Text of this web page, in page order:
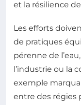
et la résilience
Les efforts
de pratiques
pérenne de
l’industrie ou la
exemple
entre des régies